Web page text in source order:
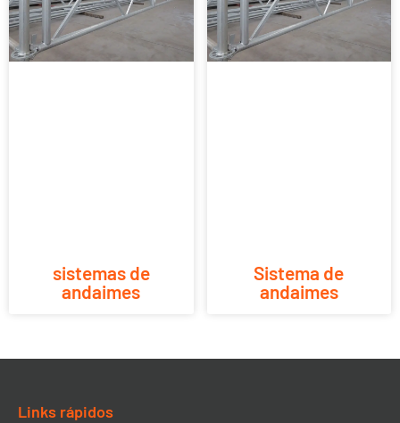
sistemas de
andaimes
Sistema de
andaimes
Links rápidos